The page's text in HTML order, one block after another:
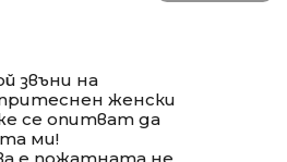
звъни на
женски
се опитват да
ми!